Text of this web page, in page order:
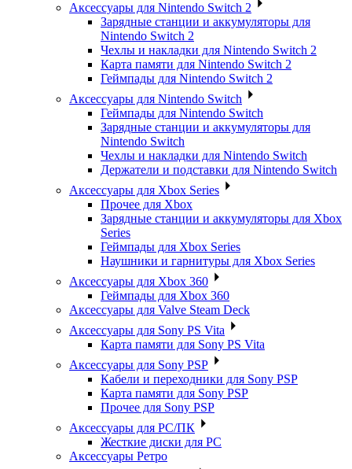
Аксессуары для Nintendo Switch 2
Зарядные станции и аккумуляторы для
Nintendo Switch 2
Чехлы и накладки для Nintendo Switch 2
Карта памяти для Nintendo Switch 2
Геймпады для Nintendo Switch 2
Аксессуары для Nintendo Switch
Геймпады для Nintendo Switch
Зарядные станции и аккумуляторы для
Nintendo Switch
Чехлы и накладки для Nintendo Switch
Держатели и подставки для Nintendo Switch
Аксессуары для Xbox Series
Прочее для Xbox
Зарядные станции и аккумуляторы для Xbox
Series
Геймпады для Xbox Series
Наушники и гарнитуры для Xbox Series
Аксессуары для Xbox 360
Геймпады для Xbox 360
Аксессуары для Valve Steam Deck
Аксессуары для Sony PS Vita
Карта памяти для Sony PS Vita
Аксессуары для Sony PSP
Кабели и переходники для Sony PSP
Карта памяти для Sony PSP
Прочее для Sony PSP
Аксессуары для PC/ПК
Жесткие диски для PC
Аксессуары Ретро